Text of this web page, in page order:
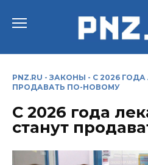
PNZ.RU - ЗАКОНЫ - С 2026
ПРОДАВАТЬ ПО-НОВОМУ
С 2026 года
станут